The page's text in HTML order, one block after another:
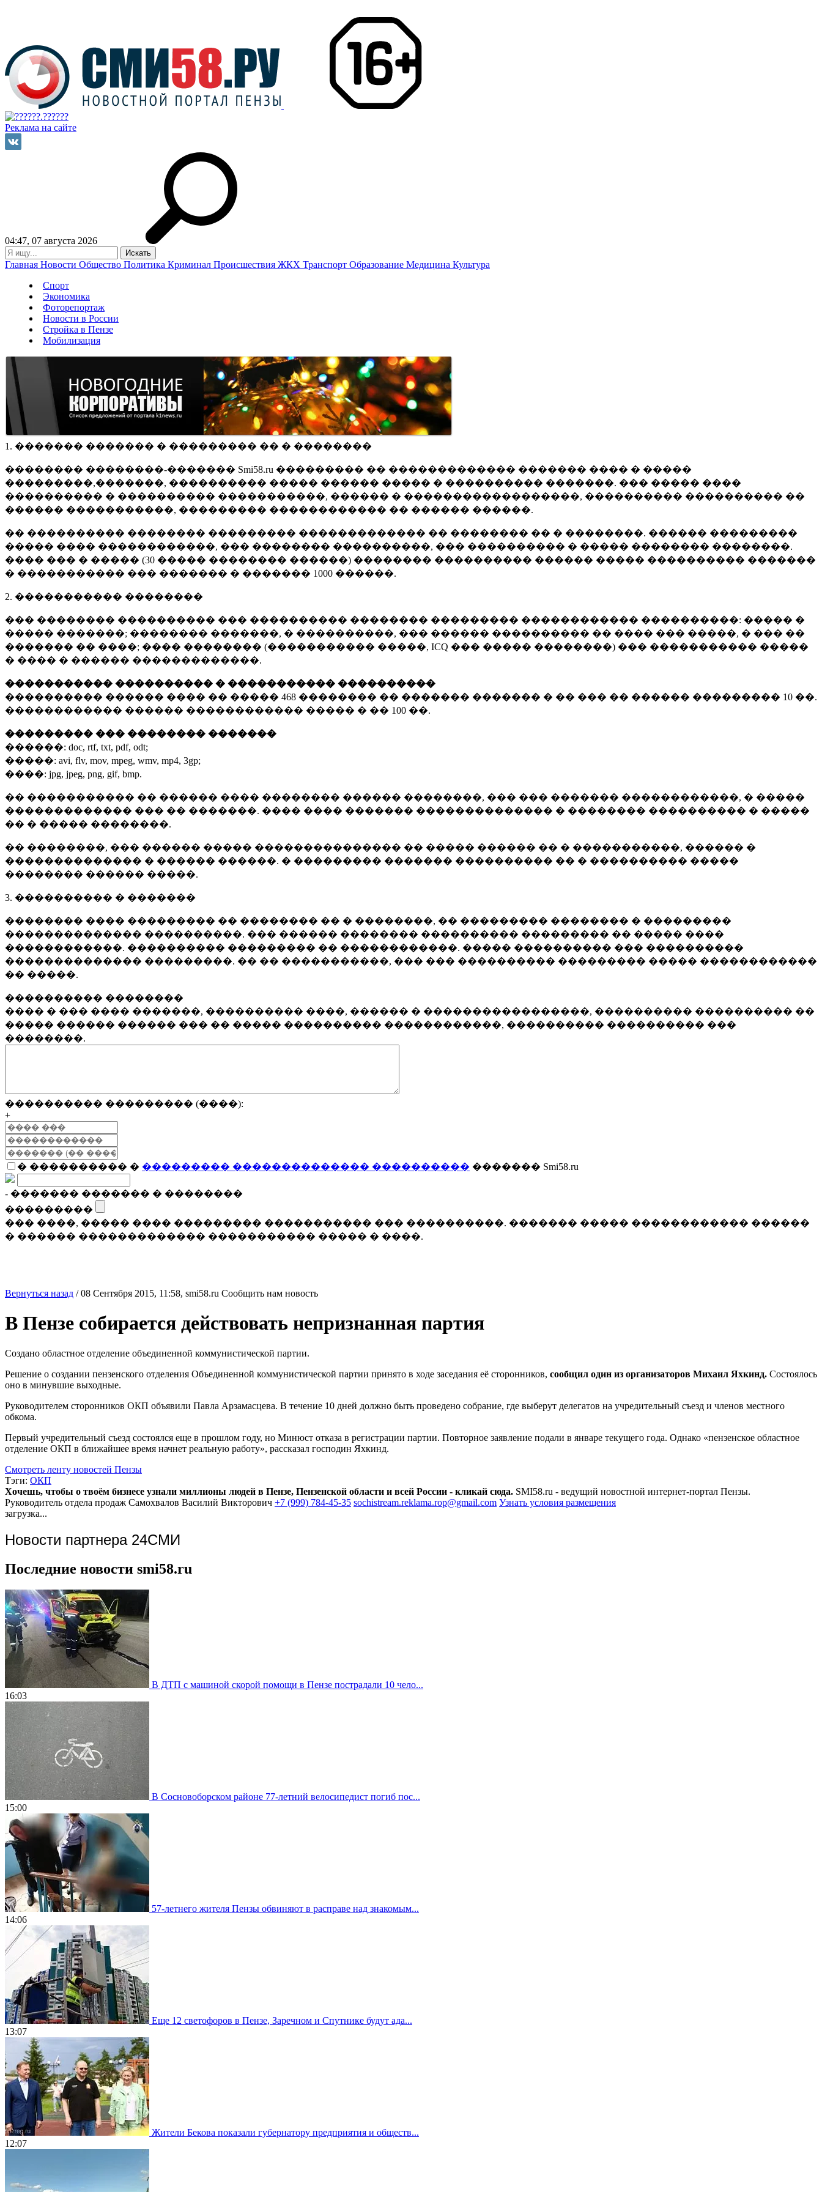
Реклама на сайте
04:47, 07 августа 2026
Главная Новости Общество Политика Криминал Происшествия ЖКХ Транспорт Образование Медицина Культура
Спорт
Экономика
Фоторепортаж
Новости в России
Стройка в Пензе
Мобилизация
1. ������� ������� � ��������� �� � ��������
�������� ��������-������� Smi58.ru ��������� �� ������������� ������� ���� � �����
���������,�������, ���������� ����� ������ ����� � ���������� �������. ��� ����� ����
���������� � ���������� �����������, ������ � ������������������, ���������� ���������� ��
������ �����������, ��������� ������������ �� ������ ������.
�� ���������� �������� ��������� ������������� �� �������� �� � ��������. ������ ���������
����� ���� ������������, ��� �������� ����������, ��� ���������� � ����� �������� ��������.
���� ��� � ����� (30 ����� �������� ������) �������� ���������� ������ ����� ���������� �������
� ����������� ��� ������� � ������� 1000 ������.
2. ����������� ��������
��� �������� ���������� ��� ���������� �������� ��������� ������������ ����������: ����� �
����� �������; �������� �������, � ����������, ��� ������ ���������� �� ���� ��� �����, � ��� ��
������� �� ����; ���� �������� (����������� �����, ICQ ��� ����� ��������) ��� ����������� �����
� ���� � ������ �������������.
����������� ���������� � ����������� ����������
���������� ������ ���� �� ����� 468 �������� �� ������� ������� � �� ��� �� ������ ��������� 10 ��.
������������ ������ ������������ ����� � �� 100 ��.
��������� ��� �������� �������
������: doc, rtf, txt, pdf, odt;
�����: avi, flv, mov, mpeg, wmv, mp4, 3gp;
����: jpg, jpeg, png, gif, bmp.
�� ����������� �� ������ ���� �������� ������ ��������, ��� ��� ������� ������������, � �����
������������� ��� �� �������. ���� ���� ������� �������������� � �������� ���������� � �����
�� � ����� ��������.
�� ��������, ��� ������ ����� ��������������� �� ����� ������ �� � �����������, ������ �
�������������� � ������ ������. � ��������� ������� ���������� �� � ���������� �����
�������� ������ �����.
3. ���������� � �������
�������� ���� ��������� �� �������� �� � ��������, �� ��������� �������� � ���������
�������������� ����������. ��� ������ �������� ���������� ��������� �� ����� ����
������������. ���������� ��������� �� ������������. ����� ���������� ��� ����������
�������������� ���������. �� �� �����������, ��� ��� ���������� ��������� ����� ������������
�� �����.
���������� ��������
���� � ��� ���� �������, ���������� ����, ������ � �����������������, ���������� ���������� ��
����� ������ ������ ��� �� ����� ���������� ������������, ���������� ���������� ���
��������.
���������� ��������� (����):
+
� ���������� � ��������� �������������� ���������� ������� Smi58.ru
- ������� ������� � ��������
���������
��� ����, ����� ���� ��������� ����������� ��� ����������. ������� ����� ������������ ������
� ������ ������������� ����������� ����� � ����.
Вернуться назад /08 Сентября 2015, 11:58, smi58.ru Сообщить нам новость
В Пензе собирается действовать непризнанная партия
Создано областное отделение объединенной коммунистической партии.
Решение о создании пензенского отделения Объединенной коммунистической партии принято в ходе заседания её сторонников, сообщил один из организаторов Михаил Яхкинд. Состоялось
оно в минувшие выходные.
Руководителем сторонников ОКП объявили Павла Арзамасцева. В течение 10 дней должно быть проведено собрание, где выберут делегатов на учредительный съезд и членов местного
обкома.
Первый учредительный съезд состоялся еще в прошлом году, но Минюст отказа в регистрации партии. Повторное заявление подали в январе текущего года. Однако «пензенское областное
отделение ОКП в ближайшее время начнет реальную работу», рассказал господин Яхкинд.
Смотреть ленту новостей Пензы
Тэги: ОКП
Хочешь, чтобы о твоём бизнесе узнали миллионы людей в Пензе, Пензенской области и всей России - кликай сюда. SMI58.ru - ведущий новостной интернет-портал Пензы.
Руководитель отдела продаж Самохвалов Василий Викторович +7 (999) 784-45-35 sochistream.reklama.rop@gmail.com Узнать условия размещения
загрузка...
Новости партнера 24СМИ
Последние новости smi58.ru
В ДТП с машиной скорой помощи в Пензе пострадали 10 чело...
16:03
В Сосновоборском районе 77-летний велосипедист погиб пос...
15:00
57-летнего жителя Пензы обвиняют в расправе над знакомым...
14:06
Еще 12 светофоров в Пензе, Заречном и Спутнике будут ада...
13:07
Жители Бекова показали губернатору предприятия и обществ...
12:07